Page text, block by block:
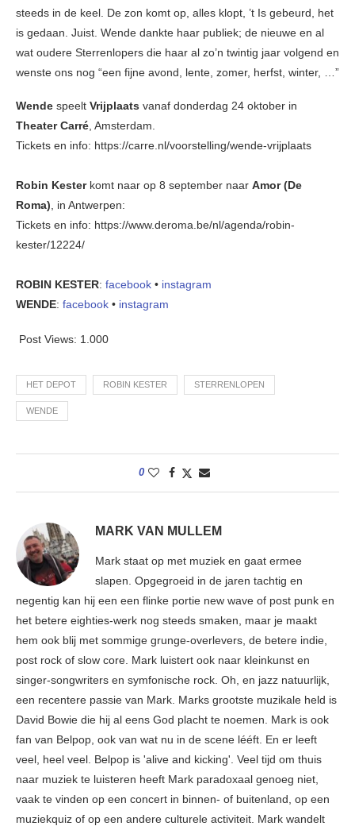
steeds in de keel. De zon komt op, alles klopt, ’t Is gebeurd, het
is gedaan. Juist. Wende dankte haar publiek; de nieuwe en al
wat oudere Sterrenlopers die haar al zo’n twintig jaar volgend en
wenste ons nog “een fijne avond, lente, zomer, herfst, winter, …”
Wende speelt Vrijplaats vanaf donderdag 24 oktober in
Theater Carré , Amsterdam.
Tickets en info: https://carre.nl/voorstelling/wende-vrijplaats
Robin Kesterkomt naar op 8 september naar Amor (De
Roma) , in Antwerpen:
Tickets en info: https://www.deroma.be/nl/agenda/robin-
kester/12224/
ROBIN KESTER: facebook • instagram
WENDE: facebook • instagram
Post Views: 1.000
HET DEPOT ROBIN KESTER STERRENLOPEN
WENDE
0
MARK VAN MULLEM
Mark staat op met muziek en gaat ermee
slapen. Opgegroeid in de jaren tachtig en
negentig kan hij een een flinke portie new wave of post punk en
het betere eighties-werk nog steeds smaken, maar je maakt
hem ook blij met sommige grunge-overlevers, de betere indie,
post rock of slow core. Mark luistert ook naar kleinkunst en
singer-songwriters en symfonische rock. Oh, en jazz natuurlijk,
een recentere passie van Mark. Marks grootste muzikale held is
David Bowie die hij al eens God placht te noemen. Mark is ook
fan van Belpop, ook van wat nu in de scene lééft. En er leeft
veel, heel veel. Belpop is 'alive and kicking'. Veel tijd om thuis
naar muziek te luisteren heeft Mark paradoxaal genoeg niet,
vaak te vinden op een concert in binnen- of buitenland, op een
muziekquiz of op een andere culturele activiteit. Mark wandelt